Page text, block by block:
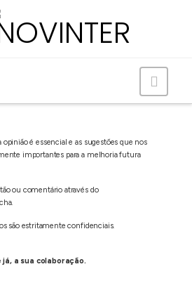
opinião é essencial e as sugestões que nos
importantes para a melhoria futura
ou comentário através do
são estritamente confidenciais.
a sua colaboração.